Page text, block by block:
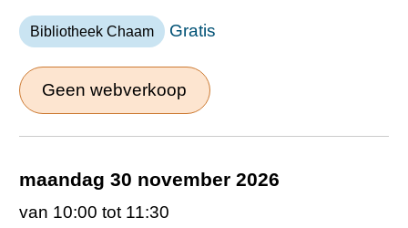
Bibliotheek Chaam Gratis
Geen webverkoop
maandag 30 november 2026
van 10:00 tot 11:30